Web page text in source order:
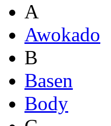
A
Awokado
B
Basen
Body